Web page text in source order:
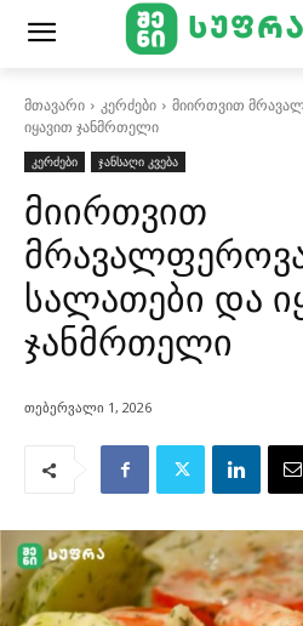
მთავარი კერძები
მიირთვით
იყავით ჯანმრთელი
კერძები
ჯანსაღი კვება
მიირთვით
სალათები და
ჯანმრთელი
თებერვალი 1, 2026